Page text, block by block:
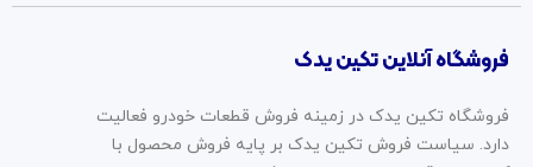
فروشگاه آنلاین تکین یدک
فروشگاه تکین یدک در زمینه فروش قطعات خودرو فعالیت
دارد. سیاست فروش تکین یدک بر پایه فروش محصول با